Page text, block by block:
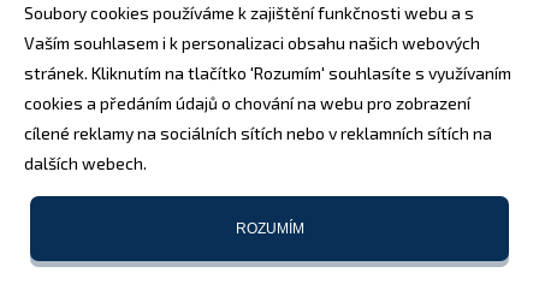
Soubory cookies používáme k zajištění funkčnosti webu a s
Vaším souhlasem i k personalizaci obsahu našich webových
stránek. Kliknutím na tlačítko 'Rozumím' souhlasíte s využívaním
cookies a předáním údajů o chování na webu pro zobrazení
cílené reklamy na sociálních sítích nebo v reklamních sítích na
dalších webech.
ROZUMÍM